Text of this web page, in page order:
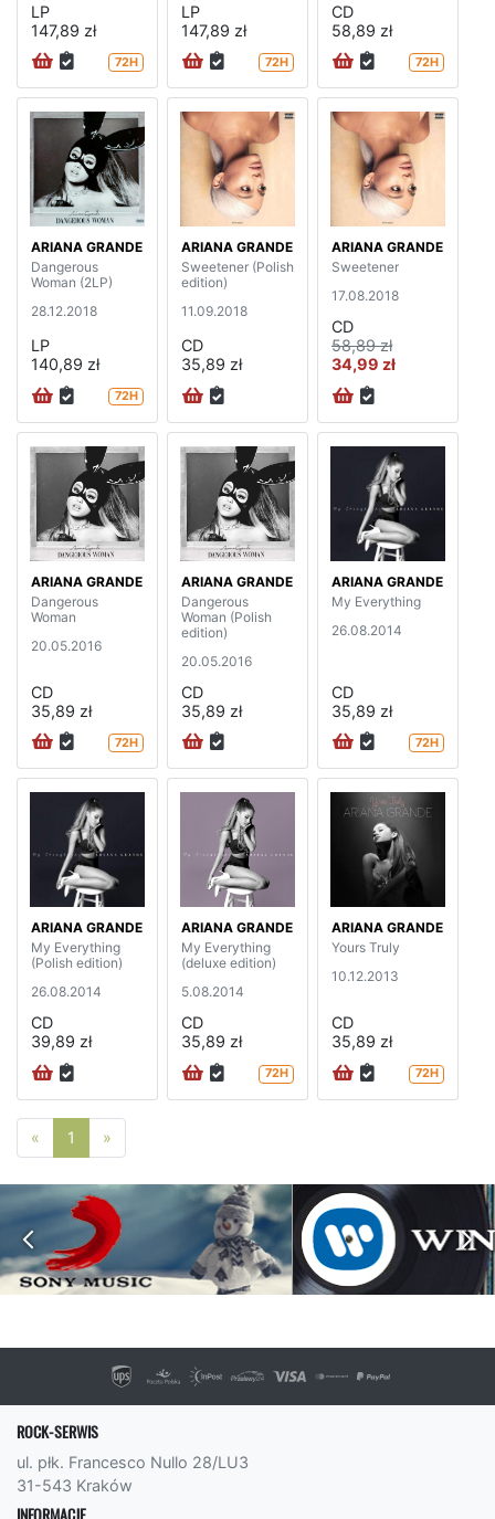
LP
147,89 zł
72H
LP
147,89 zł
72H
CD
58,89 zł
72H
ARIANA GRANDE
Dangerous
Woman (2LP)
28.12.2018
LP
140,89 zł
72H
ARIANA GRANDE
Sweetener (Polish
edition)
11.09.2018
CD
35,89 zł
ARIANA GRANDE
Sweetener
17.08.2018
CD
58,89 zł
34,99 zł
ARIANA GRANDE
Dangerous
Woman
20.05.2016
CD
35,89 zł
72H
ARIANA GRANDE
Dangerous
Woman (Polish
edition)
20.05.2016
CD
35,89 zł
ARIANA GRANDE
My Everything
26.08.2014
CD
35,89 zł
72H
ARIANA GRANDE
My Everything
(Polish edition)
26.08.2014
CD
39,89 zł
ARIANA GRANDE
My Everything
(deluxe edition)
5.08.2014
CD
35,89 zł
72H
ARIANA GRANDE
Yours Truly
10.12.2013
CD
35,89 zł
72H
« Poprzednia strona
1 »
ROCK-SERWIS
ul. płk. Francesco Nullo 28/LU3
31-543 Kraków
INFORMACJE